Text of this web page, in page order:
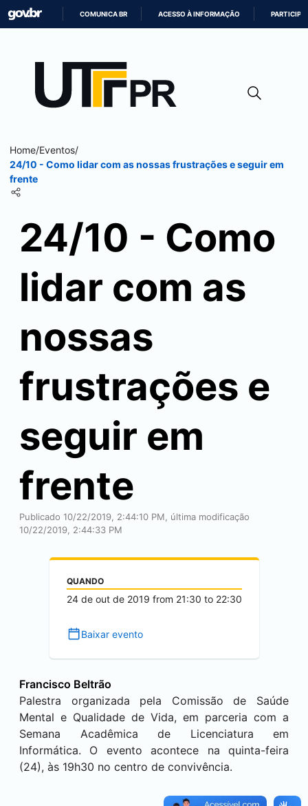
CONTEÚDO
COMUNICA BR ACESSO À INFORMAÇÃO PARTICIPE
Home/Eventos/
24/10 - Como lidar com as nossas frustrações e seguir em
frente
24/10 - Como
lidar com as
nossas
frustrações e
seguir em
frente
Publicado 10/22/2019, 2:44:10 PM, última modificação
10/22/2019, 2:44:33 PM
QUANDO
24 de out de 2019 from 21:30 to 22:30
Baixar evento
Francisco Beltrão
Palestra organizada pela Comissão de Saúde
Mental e Qualidade de Vida, em parceria com a
Semana Acadêmica de Licenciatura em
Informática. O evento acontece na quinta-feira
(24), às 19h30 no centro de convivência.